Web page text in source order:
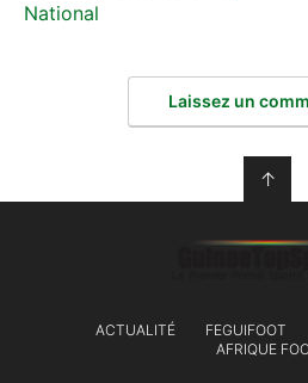
National
Laissez un
↑
ACTUALITÉ FEGUIFOOT
AFRIQUE